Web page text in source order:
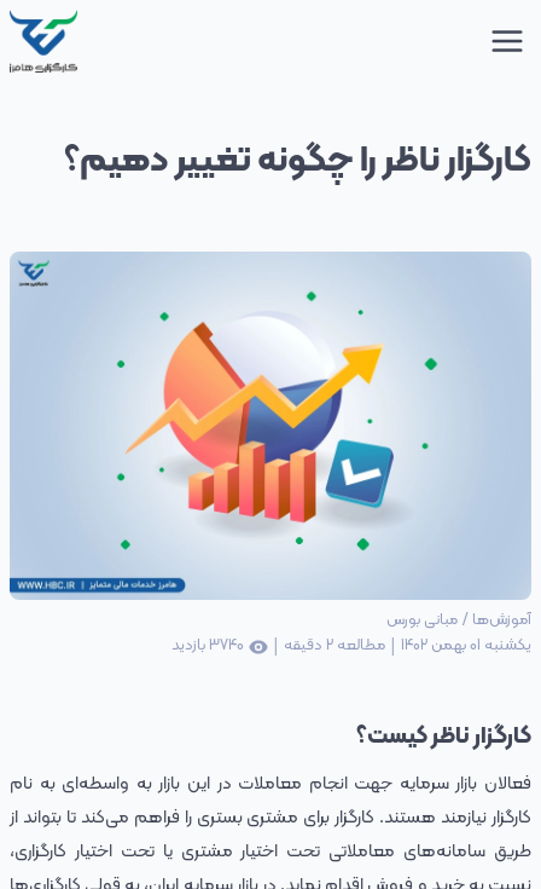
کارگزار ناظر را چگونه تغییر دهیم؟
آموزش‌ها / مبانی بورس
یکشنبه 01 بهمن 1402
| مطالعه 2 دقیقه |
3740بازدید
کارگزار ناظر کیست؟
فعالان بازار سرمایه جهت انجام معاملات در این بازار به واسطه‌ای به نام
کارگزار نیازمند هستند. کارگزار برای مشتری بستری را فراهم می‌کند تا بتواند از
طریق سامانه‌های معاملاتی تحت اختیار مشتری یا تحت اختیار کارگزاری،